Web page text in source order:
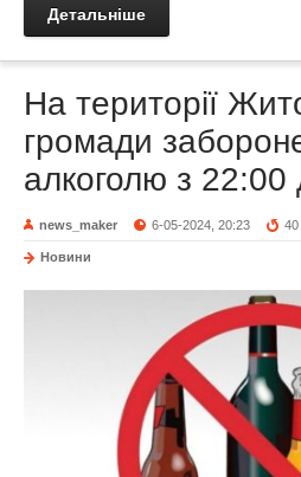
Детальніше
На території
громади
алкоголю з 22:00
news_maker 6-05-2024, 20:23 40
Новини